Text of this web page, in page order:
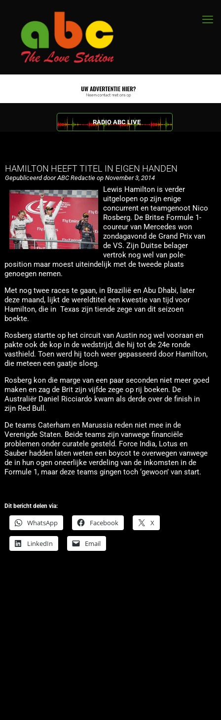
RADIO ABC LIVE
HAMILTON HEEFT TITEL IN EIGEN HANDEN
Gepubliceerd door ABC Redactie op November 3, 2014
Lewis Hamilton is verder
uitgelopen op zijn enige
concurrent en teamgenoot Nico
Rosberg. De Britse Formule 1-
coureur van Mercedes won
zondagavond de Grand Prix van
de VS. Zijn Duitse belager
vertrok nog wel van pole-
position maar moest uiteindelijk met de tweede plaats
genoegen nemen.
Met nog twee races te gaan, in Brazilië en Abu Dhabi, later
deze maand, lijkt de wereldtitel een kwestie van tijd voor
Hamilton, die in Texas zijn tiende zege van dit seizoen
boekte.
Rosberg startte op het circuit van Austin nog wel vooraan en
pakte ook de kop in de wedstrijd, die hij tot de 24e ronde
vasthield. Toen werd hij toch weer gepasseerd door Hamilton,
die meteen een gaatje sloeg.
Rosberg kon die marge van een paar seconden niet meer goed
maken en zag de Brit zijn vijfde zege op rij boeken. De
Australiër Daniel Ricciardo kwam als derde over de finish in
zijn Red Bull.
De teams Caterham en Marussia reden niet mee in de
Verenigde Staten. Beide teams zijn vanwege financiële
problemen onder curatele gesteld. Force India, Lotus en
Sauber hadden laten weten een boycot te overwegen vanwege
de in hun ogen oneerlijke verdeling van de inkomsten in de
Formule 1, maar deze teams gingen toch ‘gewoon’ van start.
Dit bericht delen via:
WhatsApp Facebook X
LinkedIn Email